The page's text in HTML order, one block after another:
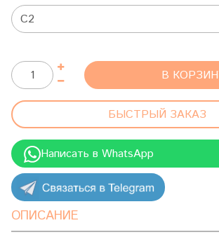
В
БЫСТРЫЙ ЗАКАЗ
Написать в WhatsApp
ОПИСАНИЕ